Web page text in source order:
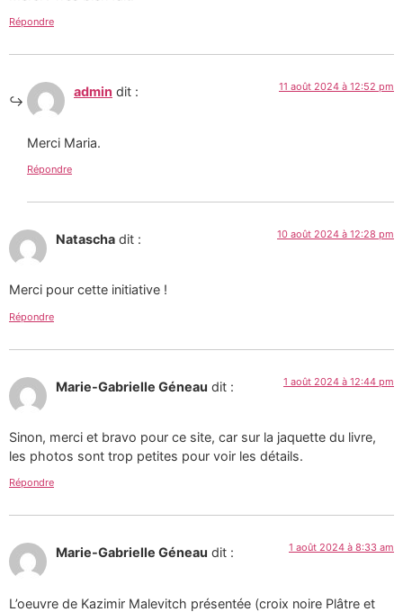
Répondre
admin dit : 11 août 2024 à 12:52 pm
Merci Maria.
Répondre
Natascha dit : 10 août 2024 à 12:28 pm
Merci pour cette initiative !
Répondre
Marie-Gabrielle Géneau dit : 1 août 2024 à 12:44 pm
Sinon, merci et bravo pour ce site, car sur la jaquette du livre,
les photos sont trop petites pour voir les détails.
Répondre
Marie-Gabrielle Géneau dit : 1 août 2024 à 8:33 am
L’oeuvre de Kazimir Malevitch présentée (croix noire Plâtre et